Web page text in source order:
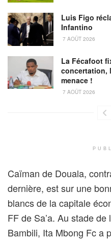
Luis Figo
Infantino
7 AOÛT 2026
La Fécafoot
concertation,
menace !
7 AOÛT 2026
Caïman de Douala,
dernière, est sur une
blancs de la capitale
FF de Sa’a. Au stade
Bambili, Ita Mbong Fc a